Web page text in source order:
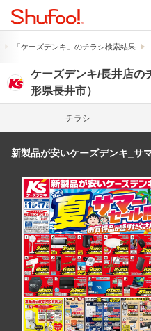
「ケーズデンキ」のチラシ検索結果
ケーズデンキ/長井店の
形県長井市）
チラシ
新製品が安いケーズデンキ_サ